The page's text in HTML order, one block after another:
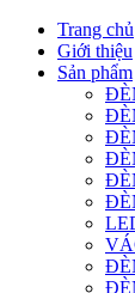
Trang chủ
Giới thiệu
Sản phẩm